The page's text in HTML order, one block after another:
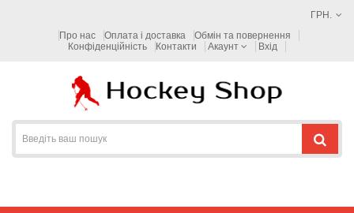
ГРН.
Про нас
Оплата і доставка
Обмін та повернення
Конфіденційність
Контакти Акаунт Вхід